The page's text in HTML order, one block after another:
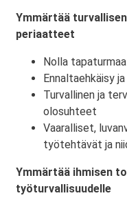
Ymmärtää
periaatteet
Nolla
Ennaltaehkäisy
Turvallinen ja
olosuhteet
Vaaralliset,
työtehtävät ja
Ymmärtää ihmisen
työturvallisuudelle